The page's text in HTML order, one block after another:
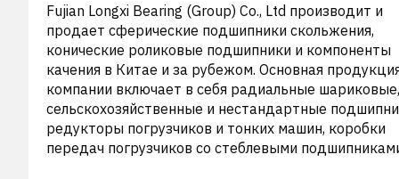
Fujian Longxi Bearing (Group) Co., Ltd производит и
продает сферические подшипники скольжения,
конические роликовые подшипники и компоненты
качения в Китае и за рубежом. Основная
компании включает в себя радиальные шариковые,
сельскохозяйственные и нестандартные
редукторы погрузчиков и тонких машин, коробки
передач погрузчиков со стеблевыми